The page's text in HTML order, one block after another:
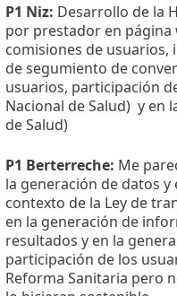
P1 Niz: Desarrollo de la
por prestador en página
comisiones de usuarios,
de segumiento de
usuarios, participación
Nacional de Salud) y en
de Salud)
P1 Berterreche: Me
la generación de datos
contexto de la Ley de
en la generación de
resultados y en la
participación de los
Reforma Sanitaria pero